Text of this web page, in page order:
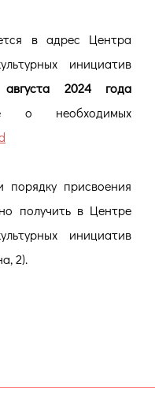
в адрес Центра
инициатив
2024 года
о необходимых
присвоения
получить в Центре
инициатив
2).